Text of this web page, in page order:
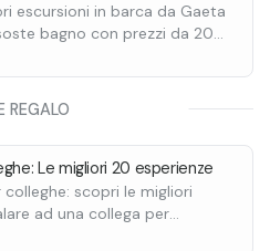
escursioni in barca da Gaeta
bagno con prezzi da 20€
REGALO
Le migliori 20 esperienze
scopri le migliori
ad una collega per